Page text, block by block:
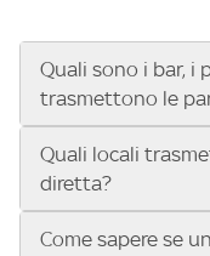
Quali sono i bar, i
trasmettono le
Se cerchi un bar,
vedere le partite di
UEFA Champions
Conference League, il
Quali locali
diretta?
Vuoi sapere quali
Come sapere se